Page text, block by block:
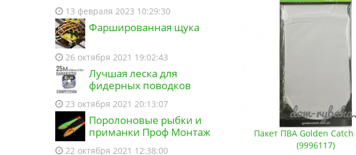
Березовиця запросил новый
пароль
17:38 07.08.2026
Покупатель из города Дніпро
оформил заказ на
"Резинка в сборе" 5 крючков 250гр
+ пружина нерж (9997152)
15:05 07.08.2026
Покупатель из города Дніпро
зарегистрировал новый аккаунт
15:05 07.08.2026
13 февраля 2023 10:29:30
Фаршированная щука
26 октября 2021 19:02:43
Лучшая леска для
фидерных поводков
23 октября 2021 20:13:07
Поролоновые рыбки и
приманки Проф Монтаж
22 октября 2021 12:38:00
Пакет ПВА Golden
(9996117)